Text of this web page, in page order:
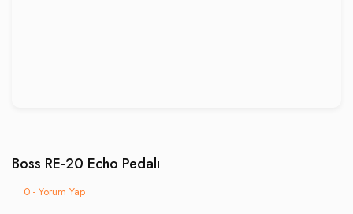
Boss RE-20 Echo Pedalı
0 - Yorum Yap